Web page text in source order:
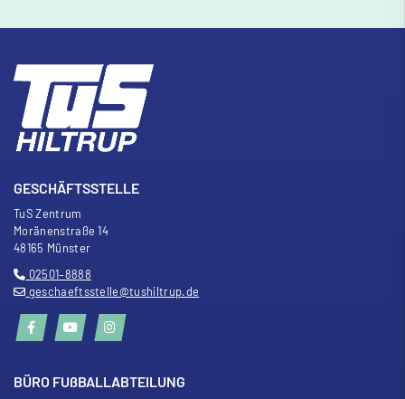
GESCHÄFTSSTELLE
TuS Zentrum
Moränenstraße 14
48165 Münster
02501–8888
geschaeftsstelle@tushiltrup.de
BÜRO FUßBALLABTEILUNG